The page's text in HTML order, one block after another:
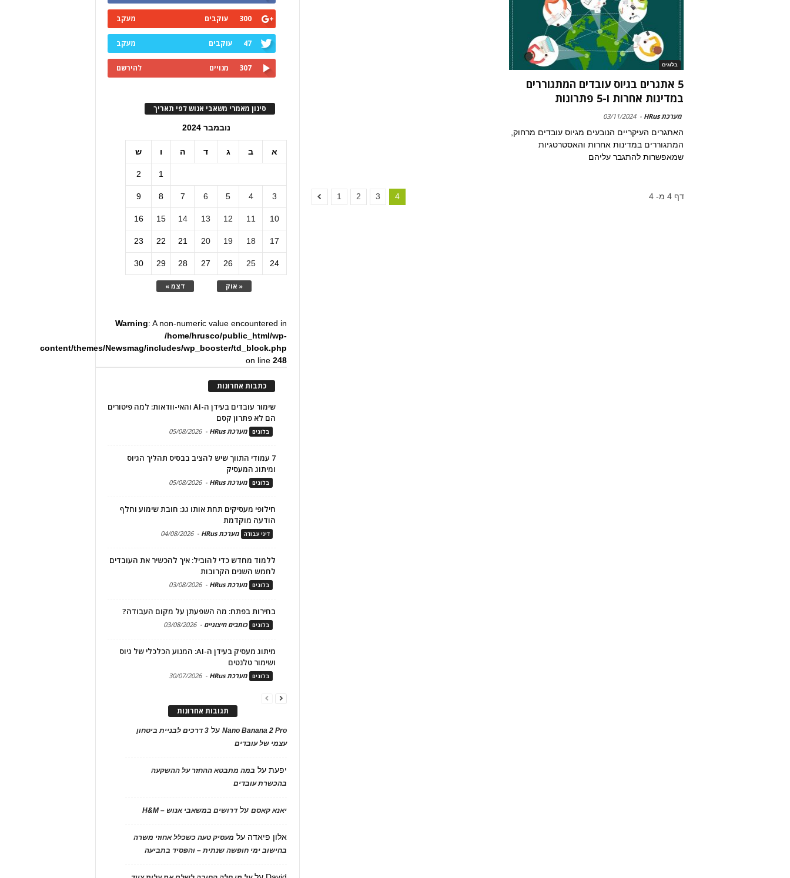
בלוגים
5 אתגרים בגיוס עובדים המתגוררים
במדינות אחרות ו-5 פתרונות
מערכת HRus -
03/11/2024
האתגרים העיקריים הנובעים מגיוס עובדים מרחוק,
המתגוררים במדינות אחרות והאסטרטגיות
שמאפשרות להתגבר עליהם
1 2 3 4 דף 4 מ- 4
300 עוקבים מעקב
47 עוקבים מעקב
307 מנויים להירשם
סינון מאמרי משאבי אנוש לפי תאריך
נובמבר 2024
א ב ג ד ה ו ש
« אוק דצמ »
1
2
3
4
5
6
7
8
9
10
11
12
13
14
15
16
17
18
19
20
21
22
23
24
25
26
27
28
29
30
Warning: A non-numeric value encountered in
/home/hrusco/public_html/wp-
content/themes/Newsmag/includes/wp_booster/td_block.php
on line248
כתבות אחרונות
שימור עובדים בעידן ה-AI והאי-וודאות: למה פיטורים
הם לא פתרון קסם
בלוגים מערכת HRus -
05/08/2026
7 עמודי התווך שיש להציב בבסיס תהליך הגיוס
ומיתוג המעסיק
בלוגים מערכת HRus -
05/08/2026
חילופי מעסיקים תחת אותו גג: חובת שימוע וחלף
הודעה מוקדמת
דיני עבודה מערכת HRus -
04/08/2026
ללמוד מחדש כדי להוביל: איך להכשיר את העובדים
לחמש השנים הקרובות
בלוגים מערכת HRus -
03/08/2026
בחירות בפתח: מה השפעתן על מקום העבודה?
בלוגים כותבים חיצוניים -
03/08/2026
מיתוג מעסיק בעידן ה-AI: המנוע הכלכלי של גיוס
ושימור טלנטים
בלוגים מערכת HRus -
30/07/2026
תגובות אחרונות
Nano Banana 2 Proעל
3 דרכים לבניית ביטחון
עצמי של עובדים
יפעתעל במה מתבטא ההחזר על ההשקעה
בהכשרת עובדים
יאנא קאסםעלדרושים במשאבי אנוש – H&M
אלון פיאדה על מעסיק טעה כשכלל אחוזי משרה
בחישוב ימי חופשה שנתית – והפסיד בתביעה